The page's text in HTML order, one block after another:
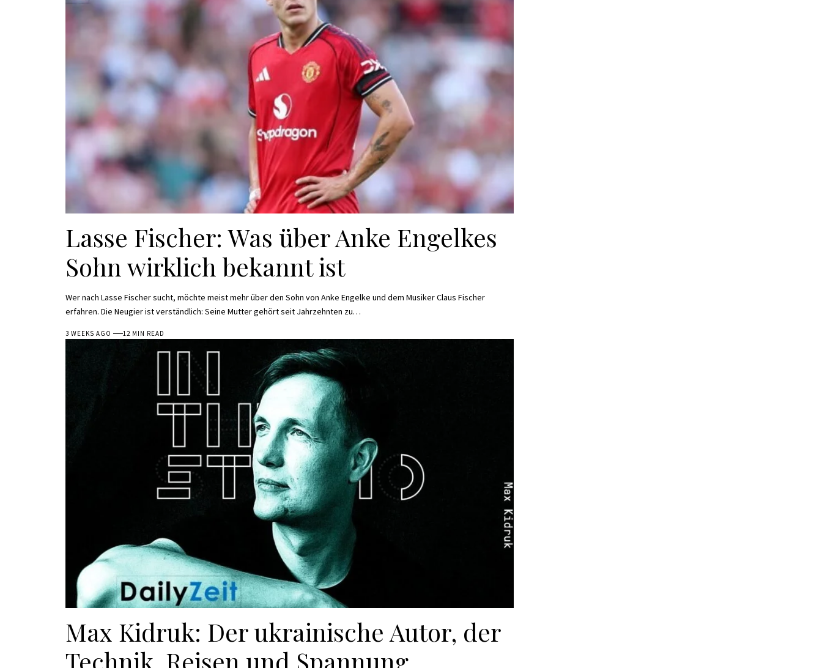
Lasse Fischer: Was über Anke Engelkes
Sohn wirklich bekannt ist
Wer nach Lasse Fischer sucht, möchte meist mehr über den Sohn von Anke Engelke und dem Musiker Claus Fischer
erfahren. Die Neugier ist verständlich: Seine Mutter gehört seit Jahrzehnten zu…
3 WEEKS AGO 12 MIN READ
Max Kidruk: Der ukrainische Autor, der
Technik, Reisen und Spannung